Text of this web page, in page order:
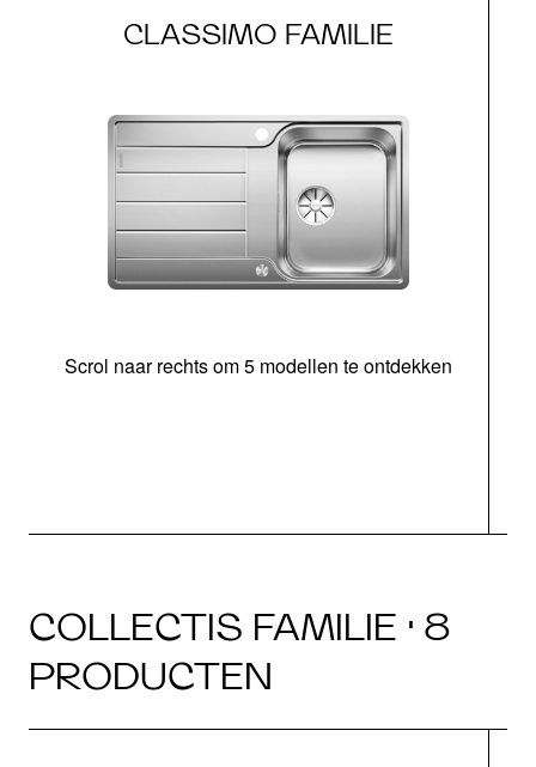
CLASSIMO FAMILIE
Scrol naar rechts om 5 modellen te ontdekken
COLLECTIS FAMILIE · 8
PRODUCTEN